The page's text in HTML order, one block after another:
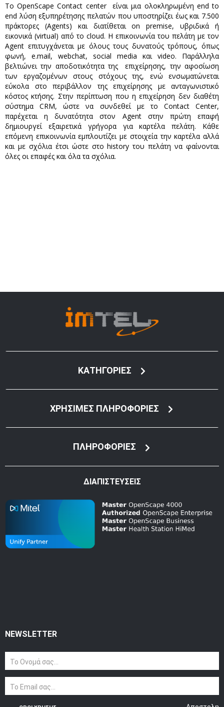
Το OpenScape Contact center είναι μια ολοκληρωμένη end to
end λύση εξυπηρέτησης πελατών που υποστηρίζει έως και 7.500
πράκτορες (Agents) και διατίθεται on premise, υβριδικά ή
εικονικά (virtual) από το cloud. Η επικοινωνία του πελάτη με τον
Agent επιτυγχάνεται με όλους τους δυνατούς τρόπους, όπως
φωνή, e.mail, webchat, social media και video. Παράλληλα
βελτιώνει την αποδοτικότητα της επιχείρησης, την αφοσίωση
των εργαζομένων στους στόχους της, ενώ ενσωματώνεται
εύκολα στο περιβάλλον της επιχείρησης με ανταγωνιστικό
κόστος κτήσης. Στην περίπτωση που η επιχείρηση δεν διαθέτη
σύστημα CRM, ώστε να συνδεθεί με το Contact Center,
παρέχεται η δυνατότητα στον Agent στην πρώτη επαφή
δημιουργεί εξαιρετικά γρήγορα για καρτέλα πελάτη. Κάθε
επόμενη επικοινωνία εμπλουτίζει με στοιχεία την καρτέλα αλλά
και με σχόλια έτσι ώστε στο history του πελάτη να φαίνονται
όλες οι επαφές και όλα τα σχόλια.
ΚΑΤΗΓΟΡΙΕΣ
ΧΡΗΣΙΜΕΣ ΠΛΗΡΟΦΟΡΙΕΣ
ΠΛΗΡΟΦΟΡΙΕΣ
ΔΙΑΠΙΣΤΕΥΣΕΙΣ
NEWSLETTER